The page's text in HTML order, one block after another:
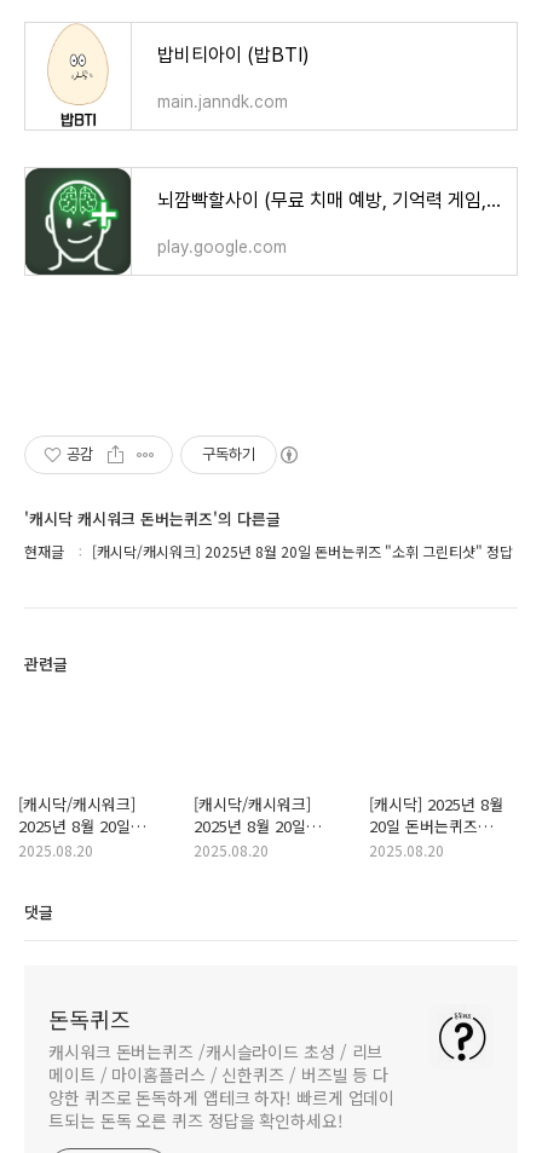
밥비티아이 (밥BTI)
main.janndk.com
뇌깜빡할사이 (무료 치매 예방, 기억력 게임, 뇌훈련) - Google Play 앱
play.google.com
공감 구독하기
'캐시닥 캐시워크 돈버는퀴즈'의 다른글
현재글 [캐시닥/캐시워크] 2025년 8월 20일 돈버는퀴즈 "소휘 그린티샷" 정답
관련글
[캐시닥/캐시워크]
2025년 8월 20일
돈버는퀴즈 "컷슬림"
2025.08.20
[캐시닥/캐시워크]
2025년 8월 20일
돈버는퀴즈
2025.08.20
[캐시닥] 2025년 8월
20일 돈버는퀴즈
"알리익스프레스" 정답
2025.08.20
댓글
돈독퀴즈
캐시워크 돈버는퀴즈 /캐시슬라이드 초성 / 리브
메이트 / 마이홈플러스 / 신한퀴즈 / 버즈빌 등 다
양한 퀴즈로 돈독하게 앱테크 하자! 빠르게 업데이
트되는 돈독 오른 퀴즈 정답을 확인하세요!